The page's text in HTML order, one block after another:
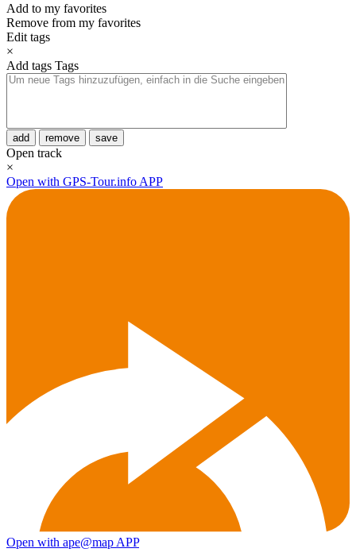
Add to my favorites
Remove from my favorites
Edit tags
×
Add tags Tags
add remove save
Open track
×
Open with GPS-Tour.info APP
Open with ape@map APP